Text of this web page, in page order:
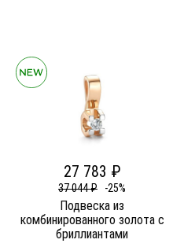
27 783 ₽
37 044 ₽ -25%
Подвеска из
комбинированного золота c
бриллиантами